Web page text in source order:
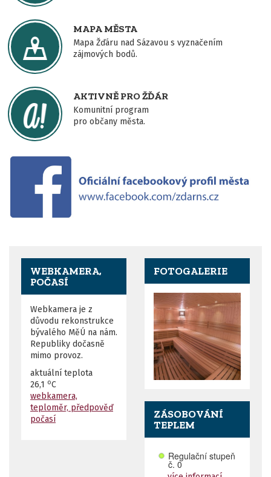
MAPA MĚSTA
Mapa Žďáru nad Sázavou s vyznačením
zájmových bodů.
AKTIVNĚ PRO ŽĎÁR
Komunitní program
pro občany města.
WEBKAMERA,
POČASÍ
Webkamera je z
důvodu rekonstrukce
bývalého MěÚ na nám.
Republiky dočasně
mimo provoz.
aktuální teplota
26,1 oC
webkamera,
teploměr, předpověď
počasí
FOTOGALERIE
ZÁSOBOVÁNÍ
TEPLEM